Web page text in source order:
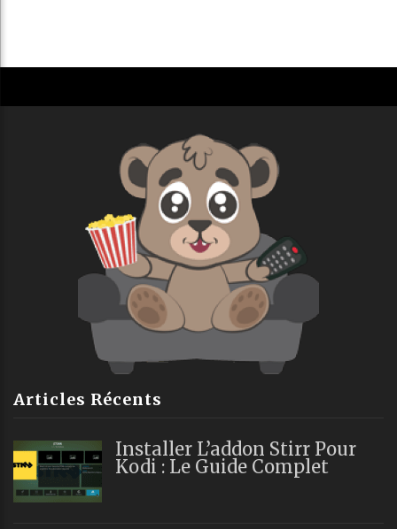
Articles Récents
Installer L’addon Stirr Pour
Kodi : Le Guide Complet